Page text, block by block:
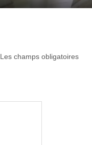
Les champs obligatoires